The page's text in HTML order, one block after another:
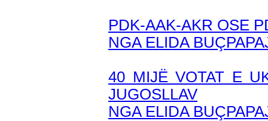
PDK-AAK-AKR OSE
NGA ELIDA
40 MIJË VOTAT E
JUGOSLLAV
NGA ELIDA